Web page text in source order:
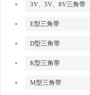
3V、5V、8V三角带
E型三角带
D型三角带
K型三角带
M型三角带